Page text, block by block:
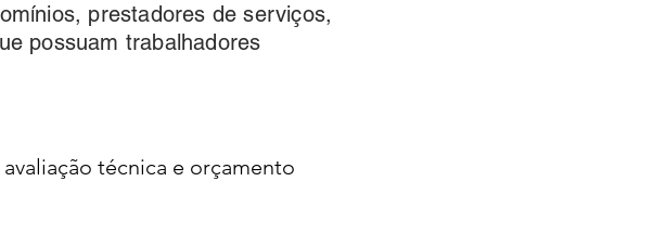
prestadores de serviços,
possuam trabalhadores
técnica e orçamento